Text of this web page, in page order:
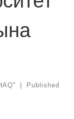
|
Published